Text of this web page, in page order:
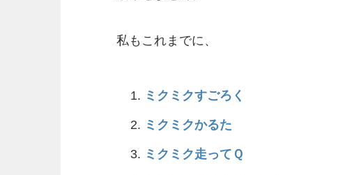
私もこれまでに、
ミクミクすごろく
ミクミクかるた
ミクミク走ってＱ